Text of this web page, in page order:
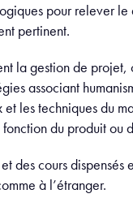
pour relever
pertinent.
la gestion de
associant
les techniques du
du produit ou
des cours
à l’étranger.